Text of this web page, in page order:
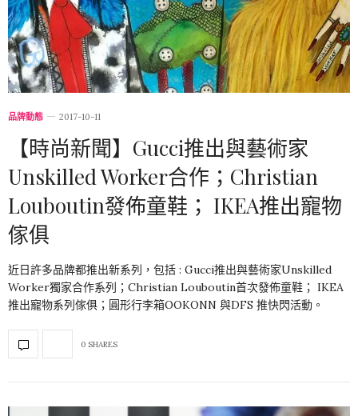
品牌動態 2017-10-11
【時尚新聞】Gucci推出與藝術家
Unskilled Worker合作；Christian
Louboutin發佈童鞋； IKEA推出寵物
傢俱
近日許多品牌都推出新系列，包括 : Gucci推出與藝術家Unskilled
Worker獨家合作系列；Christian Louboutin首次發佈童鞋； IKEA
推出寵物系列傢俱；圓形行李箱OOKONN 與DFS 推快閃活動。
0 SHARES